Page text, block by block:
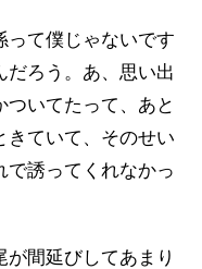
て僕じゃないです
だろう。あ、思い出
ついてたって、あと
きていて、そのせい
で誘ってくれなかっ
間延びしてあまり